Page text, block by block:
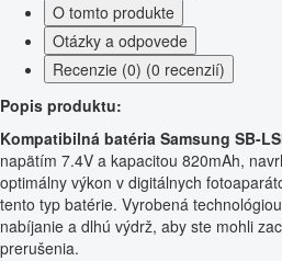
O tomto produkte
Otázky a odpovede
Recenzie (0) (0 recenzií)
Popis produktu:
Kompatibilná batéria Samsung SB-
napätím 7.4V a kapacitou 820mAh,
optimálny výkon v digitálnych
tento typ batérie. Vyrobená
nabíjanie a dlhú výdrž, aby ste mohli
prerušenia.